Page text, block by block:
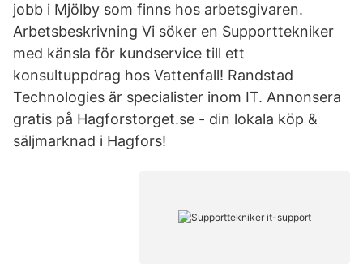
jobb i Mjölby som finns hos arbetsgivaren.
Arbetsbeskrivning Vi söker en Supporttekniker
med känsla för kundservice till ett
konsultuppdrag hos Vattenfall! Randstad
Technologies är specialister inom IT. Annonsera
gratis på Hagforstorget.se - din lokala köp &
säljmarknad i Hagfors!